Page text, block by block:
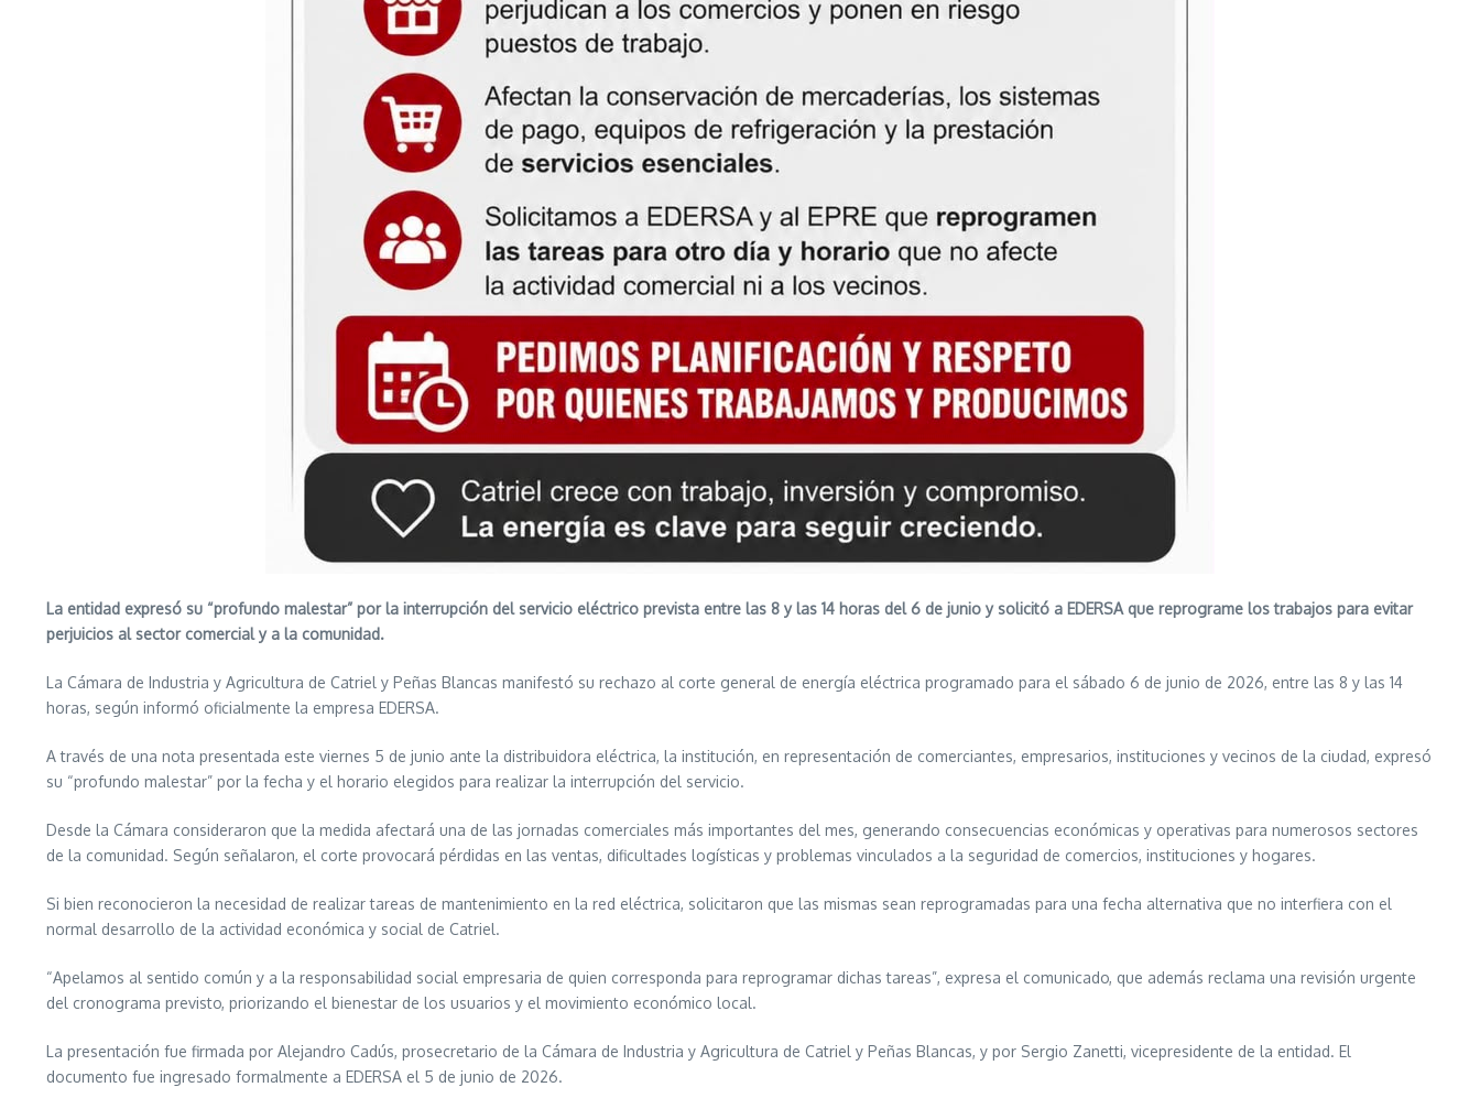
La entidad expresó su “profundo malestar” por la interrupción del servicio eléctrico prevista entre las 8 y las 14 horas del 6 de junio y solicitó a EDERSA que reprograme los trabajos para evitar
perjuicios al sector comercial y a la comunidad.
La Cámara de Industria y Agricultura de Catriel y Peñas Blancas manifestó su rechazo al corte general de energía eléctrica programado para el sábado 6 de junio de 2026, entre las 8 y las 14
horas, según informó oficialmente la empresa EDERSA.
A través de una nota presentada este viernes 5 de junio ante la distribuidora eléctrica, la institución, en representación de comerciantes, empresarios, instituciones y vecinos de la ciudad, expresó
su “profundo malestar” por la fecha y el horario elegidos para realizar la interrupción del servicio.
Desde la Cámara consideraron que la medida afectará una de las jornadas comerciales más importantes del mes, generando consecuencias económicas y operativas para numerosos sectores
de la comunidad. Según señalaron, el corte provocará pérdidas en las ventas, dificultades logísticas y problemas vinculados a la seguridad de comercios, instituciones y hogares.
Si bien reconocieron la necesidad de realizar tareas de mantenimiento en la red eléctrica, solicitaron que las mismas sean reprogramadas para una fecha alternativa que no interfiera con el
normal desarrollo de la actividad económica y social de Catriel.
“Apelamos al sentido común y a la responsabilidad social empresaria de quien corresponda para reprogramar dichas tareas”, expresa el comunicado, que además reclama una revisión urgente
del cronograma previsto, priorizando el bienestar de los usuarios y el movimiento económico local.
La presentación fue firmada por Alejandro Cadús, prosecretario de la Cámara de Industria y Agricultura de Catriel y Peñas Blancas, y por Sergio Zanetti, vicepresidente de la entidad. El
documento fue ingresado formalmente a EDERSA el 5 de junio de 2026.